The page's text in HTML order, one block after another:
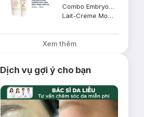
Combo Embryolisse Sữa Rửa Mặt Làm Sạch Sâu 200ml + Sữa Dưỡng Ẩm Siêu Phục Hồi Da 30ml
Lait-Creme Moussant + Lait-Crème Concentré
Xem thêm
Dịch vụ gợi ý cho bạn